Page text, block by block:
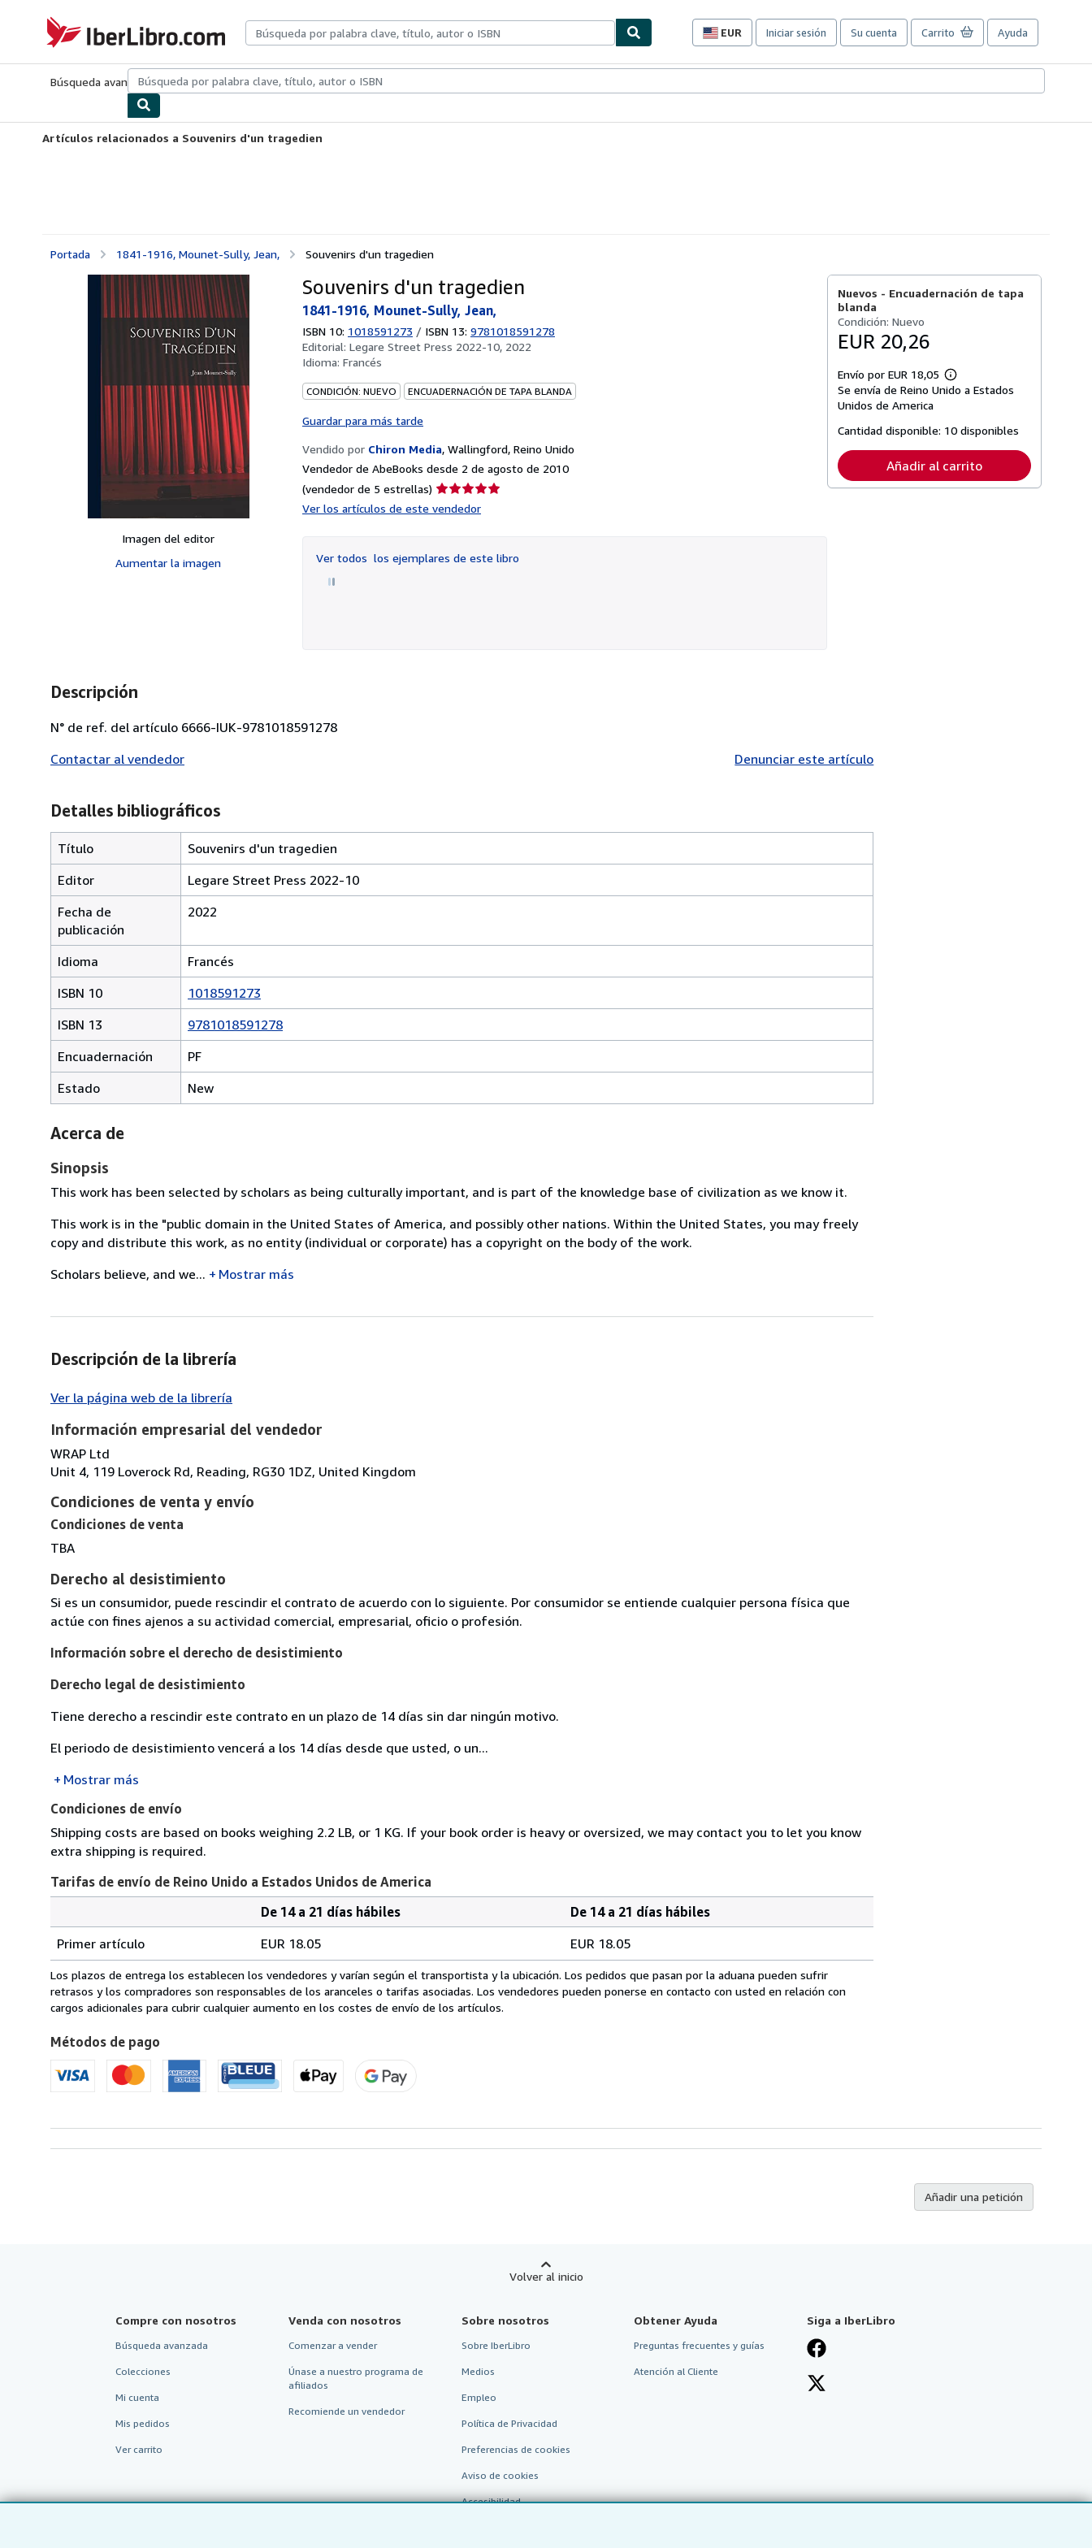
IberLibro.com
EUR
Preferencias
compra
sitio.
Iniciar sesión Su cuenta Carrito Ayuda
Búsqueda avanzadaColecciones Libros antiguosArte y coleccionismo
Artículos relacionados a Souvenirs d'un tragedien
Portada 1841-1916, Mounet-Sully, Jean, Souvenirs d'un tragedien
Imagen del editor
Aumentar la imagen
Souvenirs d'un tragedien
1841-1916, Mounet-Sully, Jean,
ISBN 10: 1018591273 / ISBN 13: 9781018591278
Editorial: Legare Street Press 2022-10, 2022
Idioma: Francés
CONDICIÓN: NUEVO ENCUADERNACIÓN DE TAPA BLANDA
Guardar para más tarde
Vendido por Chiron Media, Wallingford, Reino Unido
Vendedor de AbeBooks desde 2 de agosto de 2010
(vendedor de 5 estrellas) Calificación
Ver los artículos de este vendedor
Ver todos los ejemplares de este libro
Nuevos - Encuadernación de tapa
blanda
Condición: Nuevo
EUR 20,26
Envío por EUR 18,05
Más
información
tarifas
envío
Se envía de Reino Unido a Estados
Unidos de America
Cantidad disponible: 10 disponibles
Añadir al carrito
Descripción
N° de ref. del artículo 6666-IUK-9781018591278
Contactar al vendedor
Denunciar este artículo
Detalles bibliográficos
Título
Souvenirs d'un tragedien
Editor
Legare Street Press 2022-10
Fecha de
publicación
2022
Idioma
Francés
ISBN 10
1018591273
ISBN 13
9781018591278
Encuadernación
PF
Estado
New
Acerca de
Sinopsis
This work has been selected by scholars as being culturally important, and is part of the knowledge base of civilization as we know it.
This work is in the "public domain in the United States of America, and possibly other nations. Within the United States, you may freely
copy and distribute this work, as no entity (individual or corporate) has a copyright on the body of the work.
Scholars believe, and we...
Mostrar más
Descripción de la librería
Ver la página web de la librería
Información empresarial del vendedor
WRAP Ltd
Unit 4, 119 Loverock Rd, Reading, RG30 1DZ, United Kingdom
Condiciones de venta y envío
Condiciones de venta
TBA
Derecho al desistimiento
Si es un consumidor, puede rescindir el contrato de acuerdo con lo siguiente. Por consumidor se entiende cualquier persona física que
actúe con fines ajenos a su actividad comercial, empresarial, oficio o profesión.
Información sobre el derecho de desistimiento
Derecho legal de desistimiento
Tiene derecho a rescindir este contrato en un plazo de 14 días sin dar ningún motivo.
El periodo de desistimiento vencerá a los 14 días desde que usted, o un...
Mostrar más
Condiciones de envío
Shipping costs are based on books weighing 2.2 LB, or 1 KG. If your book order is heavy or oversized, we may contact you to let you know
extra shipping is required.
Tarifas de envío de Reino Unido a Estados Unidos de America
de
envío
de
Reino
a
Estados
Unidos
de
pedido
De 14 a 21 días hábiles
De 14 a 21 días hábiles
Primer artículo
EUR 18.05 EUR 18.05
Los plazos de entrega los establecen los vendedores y varían según el transportista y la ubicación. Los pedidos que pasan por la aduana pueden sufrir
retrasos y los compradores son responsables de los aranceles o tarifas asociadas. Los vendedores pueden ponerse en contacto con usted en relación con
cargos adicionales para cubrir cualquier aumento en los costes de envío de los artículos.
Métodos de pago
Añadir una petición
Volver al inicio
Compre con nosotros
Búsqueda avanzada
Colecciones
Mi cuenta
Mis pedidos
Ver carrito
Venda con nosotros
Comenzar a vender
Únase a nuestro programa de
afiliados
Recomiende un vendedor
Sobre nosotros
Sobre IberLibro
Medios
Empleo
Política de Privacidad
Preferencias de cookies
Aviso de cookies
Accesibilidad
Obtener Ayuda
Preguntas frecuentes y guías
Atención al Cliente
Siga a IberLibro